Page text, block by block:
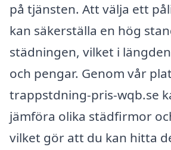
på tjänsten. Att välja ett
kan säkerställa en hög
städningen, vilket i
och pengar. Genom vår
trappstdning-pris-wqb.se
jämföra olika städfirmor
vilket gör att du kan hitta